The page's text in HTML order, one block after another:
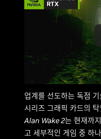
업계를 선도하는 독점
시리즈 그래픽 카드의
Alan Wake 2는 현재까
고 세부적인 게임 중 하